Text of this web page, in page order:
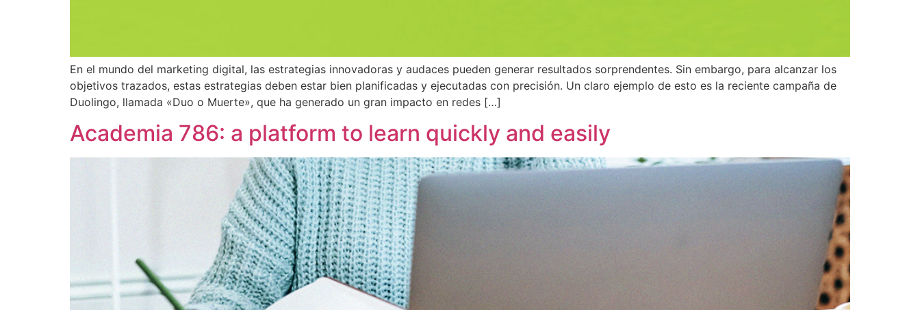
En el mundo del marketing digital, las estrategias innovadoras y audaces pueden generar resultados sorprendentes. Sin embargo, para alcanzar los
objetivos trazados, estas estrategias deben estar bien planificadas y ejecutadas con precisión. Un claro ejemplo de esto es la reciente campaña de
Duolingo, llamada «Duo o Muerte», que ha generado un gran impacto en redes […]
Academia 786: a platform to learn quickly and easily